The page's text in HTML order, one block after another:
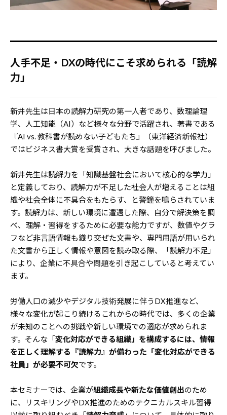
人手不足・DXの時代にこそ求められる「読解
力」
新井先生は日本の読解力研究の第一人者であり、数理論理
学、人工知能（AI）など様々な分野で活躍され、著書である
『AI vs. 教科書が読めない子どもたち』（東洋経済新報社）
ではビジネス書大賞を受賞され、大きな話題を呼びました。
新井先生は読解力を「知識基盤社会において核心的な学力」
と定義しており、読解力が不足した社会人が増えることは組
織や社会全体に不具合をもたらす、と警鐘を鳴らされていま
す。読解力は、新しい環境に遭遇した際、自分で解決策を調
べ、理解・習得をするために必要な能力ですが、数値やグラ
フなど非言語情報も織り交ぜた文書や、専門用語が用いられ
た文書から正しく情報や意図を読み取る際、「読解力不足」
により、企業に不具合や問題を引き起こしていると考えてい
ます。
労働人口の減少やデジタル技術発展に伴うDX推進など、
様々な変化が起こり続けるこれからの時代では、多くの企業
が未知のことへの挑戦や新しい環境での適応が求められま
す。そんな「 変化対応ができる組織」を構成するには、情報
を正しく理解する『読解力』が備わった「変化対応ができる
社員」が必要不可欠です。
本セミナーでは、企業が組織成長や新たな価値創出のため
に、リスキリングやDX推進のためのテクニカルスキル習得